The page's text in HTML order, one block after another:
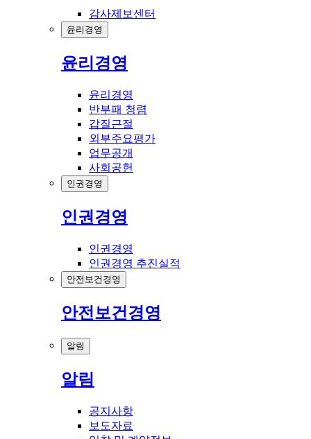
감사제보센터
윤리경영
윤리경영
윤리경영
반부패 청렴
갑질근절
외부주요평가
업무공개
사회공헌
인권경영
인권경영
인권경영
인권경영 추진실적
안전보건경영
안전보건경영
알림
알림
공지사항
보도자료